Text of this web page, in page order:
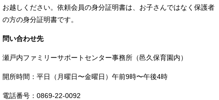
お越しください。依頼会員の身分証明書は、お子さんではなく保護者
の方の身分証明書です。
問い合わせ先
瀬戸内ファミリーサポートセンター事務所（邑久保育園内）
開所時間：平日（月曜日〜金曜日）午前9時〜午後4時
電話番号：0869-22-0092